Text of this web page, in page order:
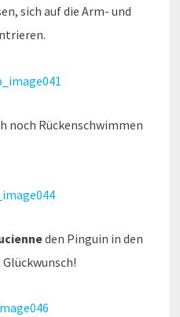
sich auf die Arm- und
Rückenschwimmen
den Pinguin in den